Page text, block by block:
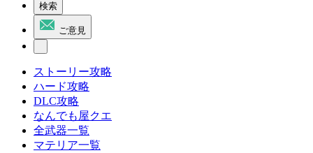
検索
ご意見
ストーリー攻略
ハード攻略
DLC攻略
なんでも屋クエ
全武器一覧
マテリア一覧